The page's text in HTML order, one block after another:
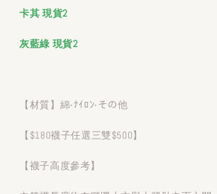
卡其 現貨2
灰藍綠 現貨2
【材質】綿‧ﾅｲﾛﾝ‧その他
【$180襪子任選三雙$500】
【襪子高度參考】